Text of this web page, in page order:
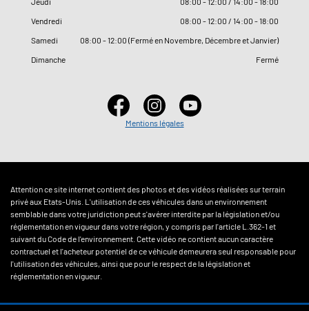
Vendredi
08:00 - 12:00 / 14:00 - 18:00
Samedi
08:00 - 12:00 (Fermé en Novembre, Décembre et Janvier)
Dimanche
Fermé
Mentions légales
Attention ce site internet contient des photos et des vidéos réalisées sur terrain
privé aux Etats-Unis. L'utilisation de ces véhicules dans un environnement
semblable dans votre juridiction peut s'avérer interdite par la législation et/ou
réglementation en vigueur dans votre région, y compris par l'article L.362-1 et
suivant du Code de l'environnement. Cette vidéo ne contient aucun caractère
contractuel et l'acheteur potentiel de ce véhicule demeurera seul responsable pour
l'utilisation des véhicules, ainsi que pour le respect de la législation et
réglementation en vigueur.